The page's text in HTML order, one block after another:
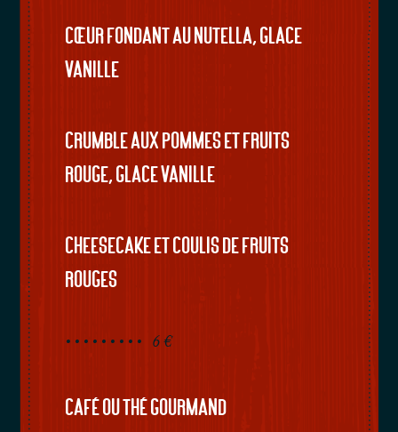
Cœur fondant au Nutella, glace
vanille
Crumble aux pommes et fruits
rouge, glace vanille
Cheesecake et coulis de fruits
rouges
• • • • • • • • • 6 €
Café ou Thé Gourmand